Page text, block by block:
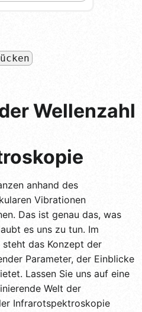
Wellenzahl
anhand des
Vibrationen
Das ist genau das, was
es uns zu tun. Im
das Konzept der
Parameter, der Einblicke
Lassen Sie uns auf eine
Welt der
Infrarotspektroskopie